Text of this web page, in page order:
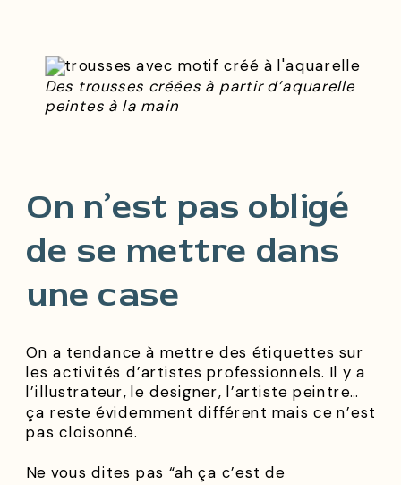
Des trousses créées à partir d’aquarelle
peintes à la main
On n’est pas obligé
de se mettre dans
une case
On a tendance à mettre des étiquettes sur
les activités d’artistes professionnels. Il y a
l’illustrateur, le designer, l’artiste peintre…
ça reste évidemment différent mais ce n’est
pas cloisonné.
Ne vous dites pas “ah ça c’est de